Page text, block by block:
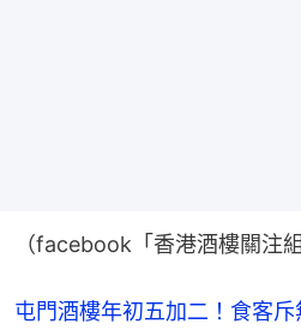
（facebook「香港酒樓關注組
屯門酒樓年初五加二！食客